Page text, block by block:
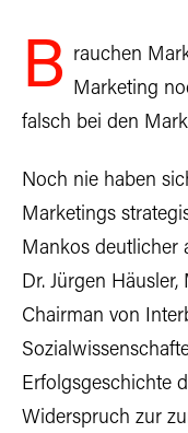
B rauchen
Marketing
falsch bei den
Noch nie haben
Marketings
Mankos deutlicher
Dr. Jürgen
Chairman von
Erfolgsgeschichte
Widerspruch zur